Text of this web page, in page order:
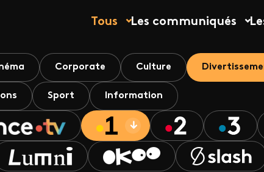
Tous Les communiqués
Corporate Culture
Sport Information